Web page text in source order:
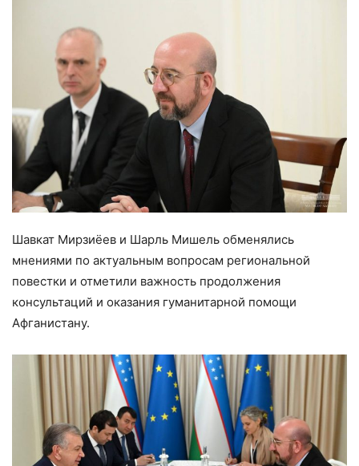
Шавкат Мирзиёев и Шарль Мишель обменялись
мнениями по актуальным вопросам региональной
повестки и отметили важность продолжения
консультаций и оказания гуманитарной помощи
Афганистану.